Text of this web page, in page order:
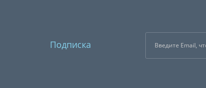
Подписка